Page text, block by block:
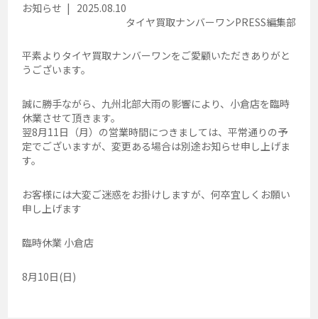
お知らせ
2025.08.10
タイヤ買取ナンバーワンPRESS編集部
平素よりタイヤ買取ナンバーワンをご愛顧いただきありがと
うございます。
誠に勝手ながら、九州北部大雨の影響により、小倉店を臨時
休業させて頂きます。
翌8月11日（月）の営業時間につきましては、平常通りの予
定でございますが、変更ある場合は別途お知らせ申し上げま
す。
お客様には大変ご迷惑をお掛けしますが、何卒宜しくお願い
申し上げます
臨時休業 小倉店
8月10日(日)